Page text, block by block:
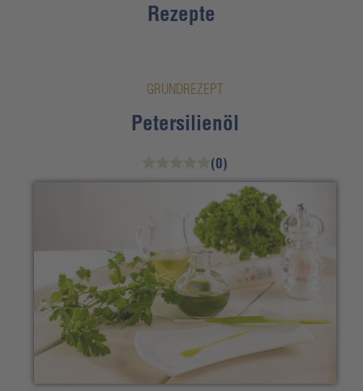
Rezepte
GRUNDREZEPT
Petersilienöl
(0)